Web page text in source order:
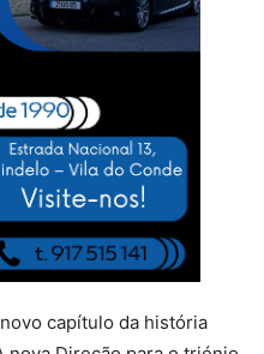
capítulo da história